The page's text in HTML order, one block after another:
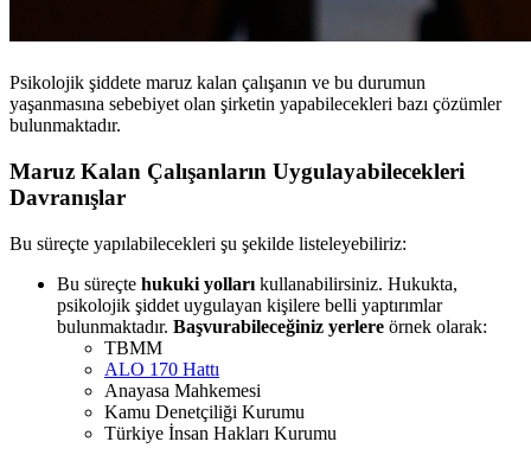
Psikolojik şiddete maruz kalan çalışanın ve bu durumun
yaşanmasına sebebiyet olan şirketin yapabilecekleri bazı çözümler
bulunmaktadır.
Maruz Kalan Çalışanların Uygulayabilecekleri
Davranışlar
Bu süreçte yapılabilecekleri şu şekilde listeleyebiliriz:
Bu süreçte hukuki yolları kullanabilirsiniz. Hukukta,
psikolojik şiddet uygulayan kişilere belli yaptırımlar
bulunmaktadır. Başvurabileceğiniz yerlere örnek olarak:
TBMM
ALO 170 Hattı
Anayasa Mahkemesi
Kamu Denetçiliği Kurumu
Türkiye İnsan Hakları Kurumu